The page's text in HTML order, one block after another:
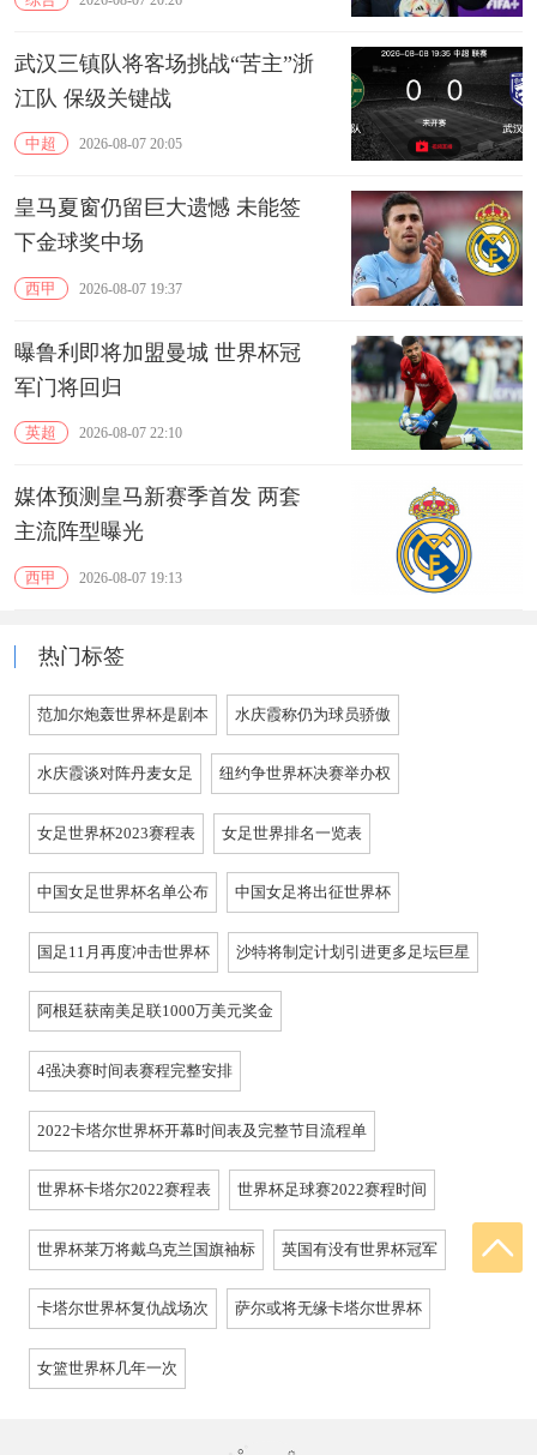
武汉三镇队将客场挑战“苦主”浙
江队 保级关键战
中超 2026-08-07 20:05
皇马夏窗仍留巨大遗憾 未能签
下金球奖中场
西甲 2026-08-07 19:37
曝鲁利即将加盟曼城 世界杯冠
军门将回归
英超 2026-08-07 22:10
媒体预测皇马新赛季首发 两套
主流阵型曝光
西甲 2026-08-07 19:13
热门标签
范加尔炮轰世界杯是剧本 水庆霞称仍为球员骄傲
水庆霞谈对阵丹麦女足 纽约争世界杯决赛举办权
女足世界杯2023赛程表 女足世界排名一览表
中国女足世界杯名单公布 中国女足将出征世界杯
国足11月再度冲击世界杯 沙特将制定计划引进更多足坛巨星
阿根廷获南美足联1000万美元奖金
4强决赛时间表赛程完整安排
2022卡塔尔世界杯开幕时间表及完整节目流程单
世界杯卡塔尔2022赛程表 世界杯足球赛2022赛程时间
世界杯莱万将戴乌克兰国旗袖标 英国有没有世界杯冠军
卡塔尔世界杯复仇战场次 萨尔或将无缘卡塔尔世界杯
女篮世界杯几年一次